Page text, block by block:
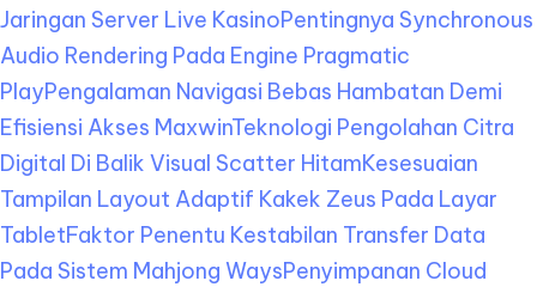
Jaringan Server Live KasinoPentingnya Synchronous
Audio Rendering Pada Engine Pragmatic
PlayPengalaman Navigasi Bebas Hambatan Demi
Efisiensi Akses MaxwinTeknologi Pengolahan Citra
Digital Di Balik Visual Scatter HitamKesesuaian
Tampilan Layout Adaptif Kakek Zeus Pada Layar
TabletFaktor Penentu Kestabilan Transfer Data
Pada Sistem Mahjong WaysPenyimpanan Cloud